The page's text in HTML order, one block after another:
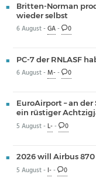
Britten-Norman
wieder selbst
6 August -GA- 0
PC-7 der RNLASF
6 August -M-- 0
EuroAirport – an
ein rüstiger
5 August -L-- 0
2026 will Airbus
5 August - I-- 0